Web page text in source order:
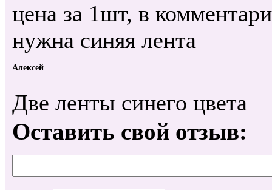
цена за 1шт, в
нужна синяя лента
Алексей
Две ленты синего цвета
Оставить свой отзыв: